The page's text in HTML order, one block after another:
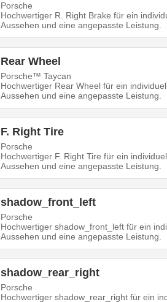
Porsche
Hochwertiger R. Right Brake für ein
Aussehen und eine angepasste Leistung.
Rear Wheel
Porsche™ Taycan
Hochwertiger Rear Wheel für ein
Aussehen und eine angepasste Leistung.
F. Right Tire
Porsche
Hochwertiger F. Right Tire für ein
Aussehen und eine angepasste Leistung.
shadow_front_left
Porsche
Hochwertiger shadow_front_left für ein
Aussehen und eine angepasste Leistung.
shadow_rear_right
Porsche
Hochwertiger shadow_rear_right für ein